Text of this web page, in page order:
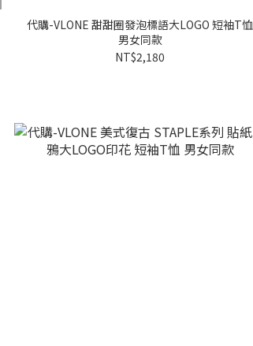
代購-VLONE 甜甜圈發泡標語大LOGO 短袖T恤
男女同款
NT$2,180